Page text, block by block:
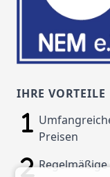
IHRE VORTEILE
Preisen